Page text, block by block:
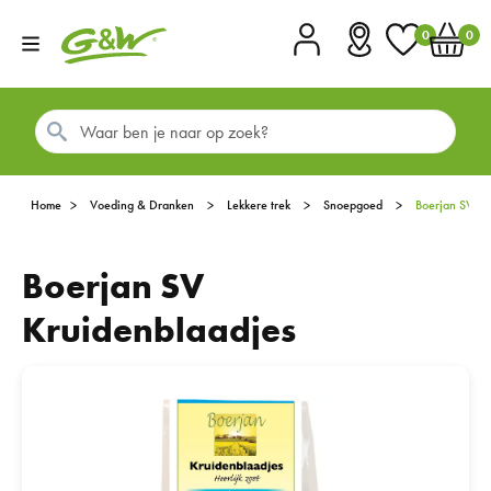
0 0
Home Voeding & Dranken Lekkere trek Snoepgoed Boerjan SV
Boerjan SV
Kruidenblaadjes